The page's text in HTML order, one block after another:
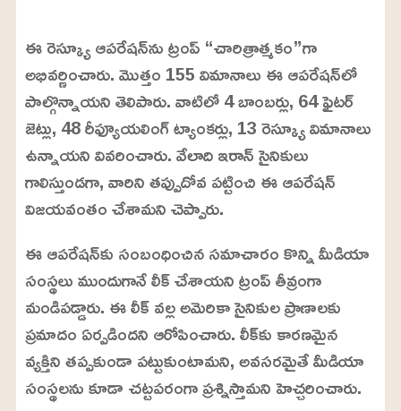
n
u
e
a
d
d
:
2
4
.
6
3
%
ఈ రెస్క్యూ ఆపరేషన్‌ను ట్రంప్ “చారిత్రాత్మకం”గా
అభివర్ణించారు. మొత్తం 155 విమానాలు ఈ ఆపరేషన్‌లో
పాల్గొన్నాయని తెలిపారు. వాటిలో 4 బాంబర్లు, 64 ఫైటర్
జెట్లు, 48 రీఫ్యూయలింగ్ ట్యాంకర్లు, 13 రెస్క్యూ విమానాలు
ఉన్నాయని వివరించారు. వేలాది ఇరాన్ సైనికులు
గాలిస్తుండగా, వారిని తప్పుదోవ పట్టించి ఈ ఆపరేషన్
విజయవంతం చేశామని చెప్పారు.
ఈ ఆపరేషన్‌కు సంబంధించిన సమాచారం కొన్ని మీడియా
సంస్థలు ముందుగానే లీక్ చేశాయని ట్రంప్ తీవ్రంగా
మండిపడ్డారు. ఈ లీక్ వల్ల అమెరికా సైనికుల ప్రాణాలకు
ప్రమాదం ఏర్పడిందని ఆరోపించారు. లీక్‌కు కారణమైన
వ్యక్తిని తప్పకుండా పట్టుకుంటామని, అవసరమైతే మీడియా
సంస్థలను కూడా చట్టపరంగా ప్రశ్నిస్తామని హెచ్చరించారు.